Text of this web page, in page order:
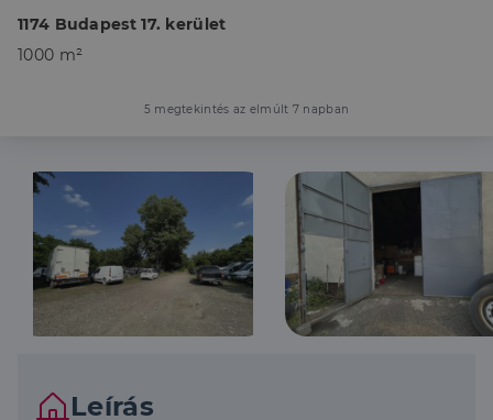
1174 Budapest 17. kerület
1000 m²
5 megtekintés az elmúlt 7 napban
Leírás